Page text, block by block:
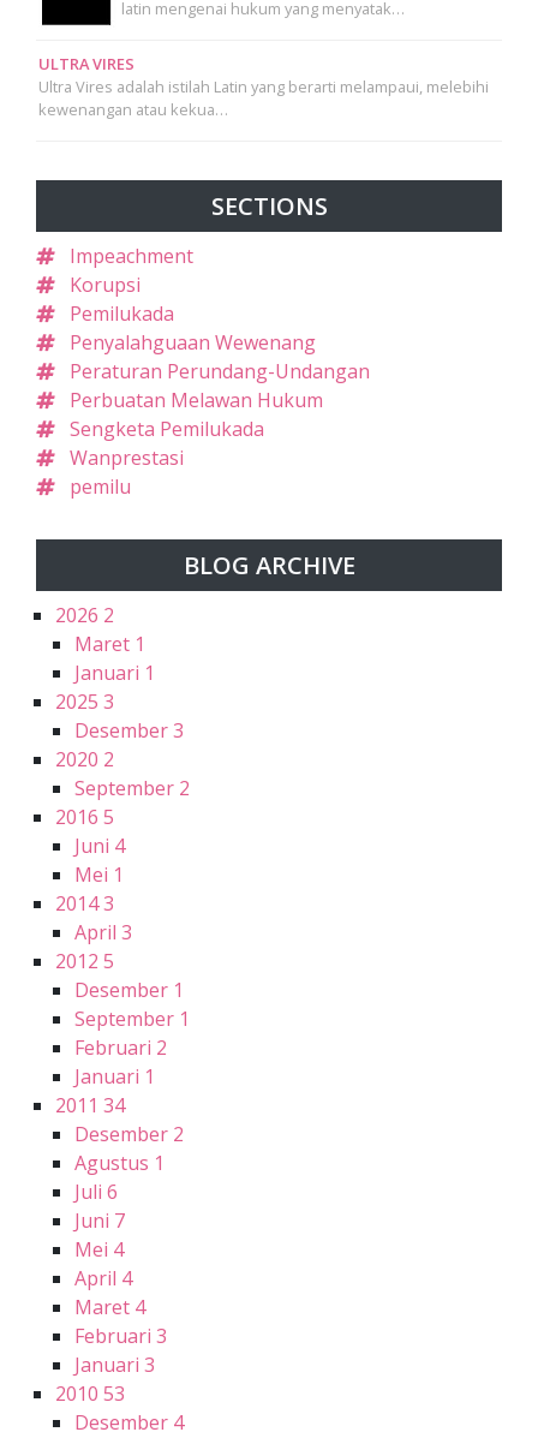
latin mengenai hukum yang menyatak…
ULTRA VIRES
Ultra Vires adalah istilah Latin yang berarti melampaui, melebihi
kewenangan atau kekua…
SECTIONS
Impeachment
Korupsi
Pemilukada
Penyalahguaan Wewenang
Peraturan Perundang-Undangan
Perbuatan Melawan Hukum
Sengketa Pemilukada
Wanprestasi
pemilu
BLOG ARCHIVE
2026 2
Maret 1
Januari 1
2025 3
Desember3
2020 2
September 2
2016 5
Juni 4
Mei 1
20143
April 3
2012 5
Desember 1
September 1
Februari 2
Januari 1
2011 34
Desember 2
Agustus 1
Juli 6
Juni 7
Mei 4
April 4
Maret 4
Februari 3
Januari 3
2010 53
Desember 4